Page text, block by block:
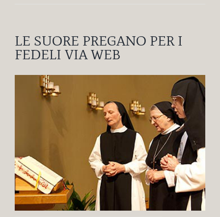
LE SUORE PREGANO PER I
FEDELI VIA WEB
Ingrandisci
immagine